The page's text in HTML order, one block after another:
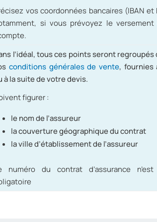
vos coordonnées bancaires (IBAN et
si vous prévoyez le versement
l’idéal, tous ces points seront regroupés
conditions générales de vente, fournies
à la suite de votre devis.
figurer :
le nom de l’assureur
la couverture géographique du contrat
la ville d’établissement de l’assureur
numéro du contrat d’assurance